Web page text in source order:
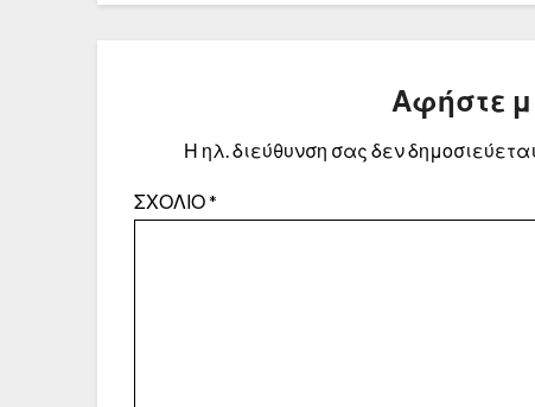
Αφήστε
Η ηλ. διεύθυνση σας δεν
ΣΧΌΛΙΟ*